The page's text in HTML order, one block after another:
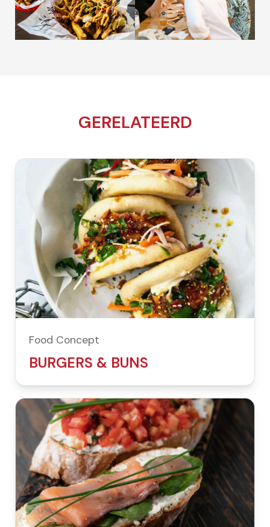
GERELATEERD
Food Concept
BURGERS & BUNS